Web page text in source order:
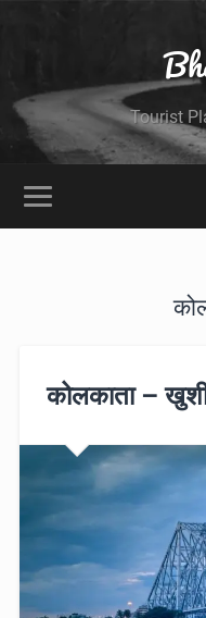
Tourist
कोलकाता –